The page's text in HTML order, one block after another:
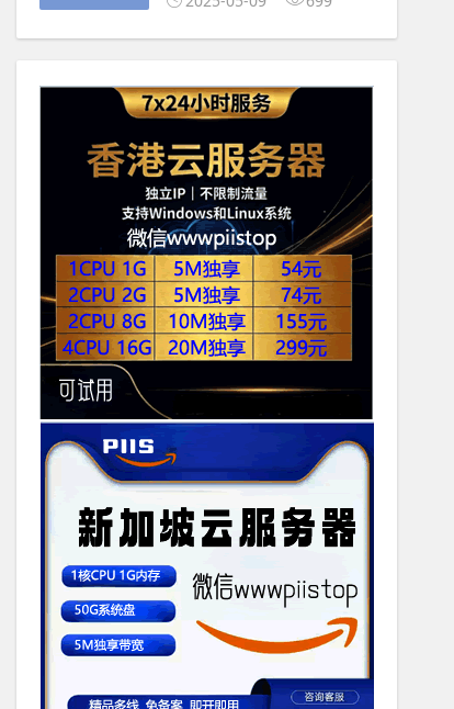
打印机共享之前，你得先确保
两台电脑
第5卷提取以下文件到BOOT文
件夹：;DWM桌面窗口管理器